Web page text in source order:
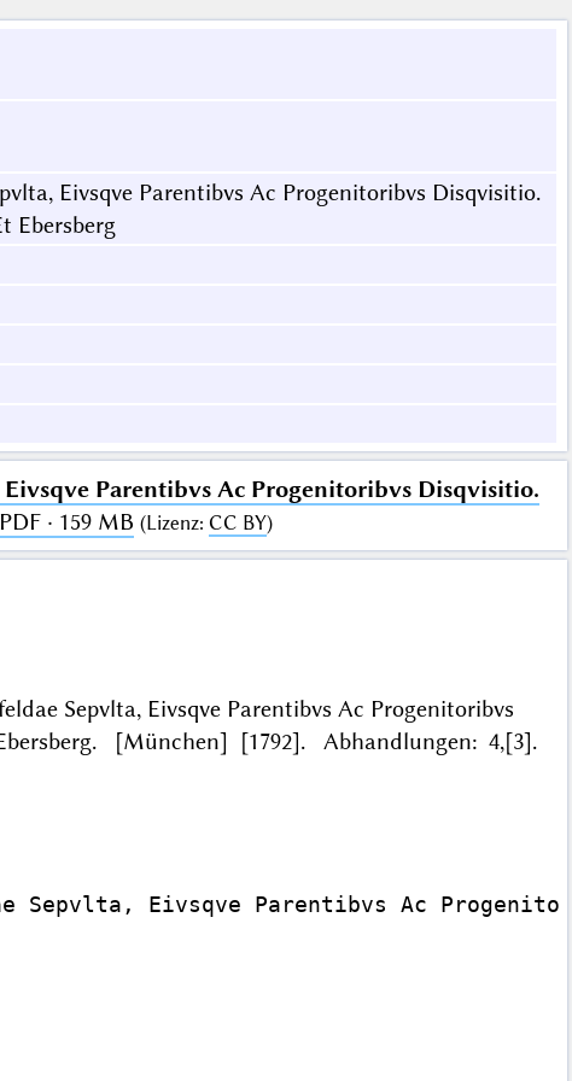
Eivsqve Parentibvs Ac Progenitoribvs Disqvisitio.
Ebersberg
Parentibvs Ac Progenitoribvs Disqvisitio.
· 159 MB (Lizenz: CC BY)
Sepvlta, Eivsqve Parentibvs Ac Progenitoribvs
[München] [1792]. Abhandlungen: 4,[3].
Sepvlta, Eivsqve Parentibvs Ac